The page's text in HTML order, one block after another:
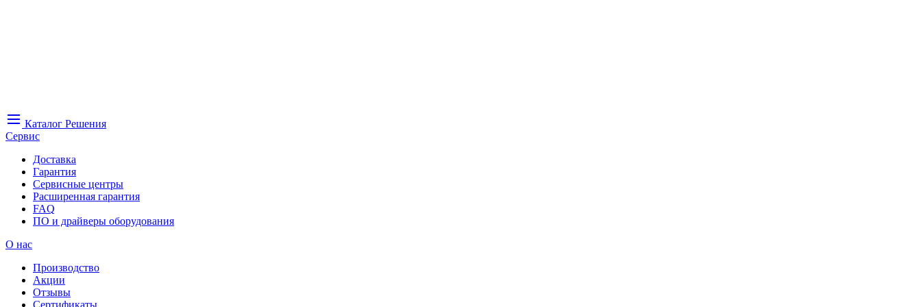
Каталог Решения
Сервис
Доставка
Гарантия
Сервисные центры
Расширенная гарантия
FAQ
ПО и драйверы оборудования
О нас
Производство
Акции
Отзывы
Сертификаты